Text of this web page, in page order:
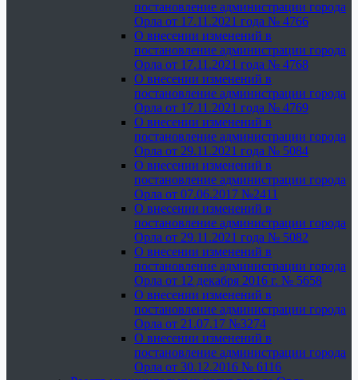
постановление администрации города
Орла от 17.11.2021 года № 4766
О внесении изменений в
постановление администрации города
Орла от 17.11.2021 года № 4768
О внесении изменений в
постановление администрации города
Орла от 17.11.2021 года № 4769
О внесении изменений в
постановление администрации города
Орла от 29.11.2021 года № 5084
О внесении изменений в
постановление администрации города
Орла от 07.06.2017 №2411
О внесении изменений в
постановление администрации города
Орла от 29.11.2021 года № 5082
О внесении изменений в
постановление администрации города
Орла от 12 декабря 2016 г. № 5658
О внесении изменений в
постановление администрации города
Орла от 21.07.17 №3274
О внесении изменений в
постановление администрации города
Орла от 30.12.2016 № 6116